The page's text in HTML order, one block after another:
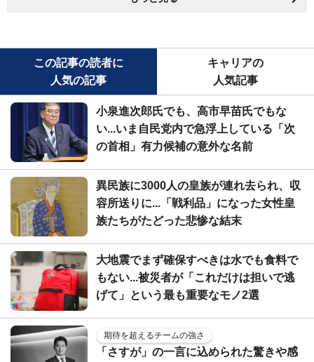
この記事の読者に
人気の記事
キャリアの
人気記事
小泉進次郎氏でも、高市早苗氏でもな
い...いま自民党内で急浮上している「次
の首相」有力候補の意外な名前
異民族に3000人の皇族が連れ去られ、収
容所送りに...「戦利品」になった女性皇
族たちがたどった悲惨な結末
大地震でまず確保すべきは水でも食料で
もない...被災者が「これだけは担いで逃
げて」という最も重要なモノ2選
期待を超えるチームの強さ
「さすが」の一言に込められた驚きや感